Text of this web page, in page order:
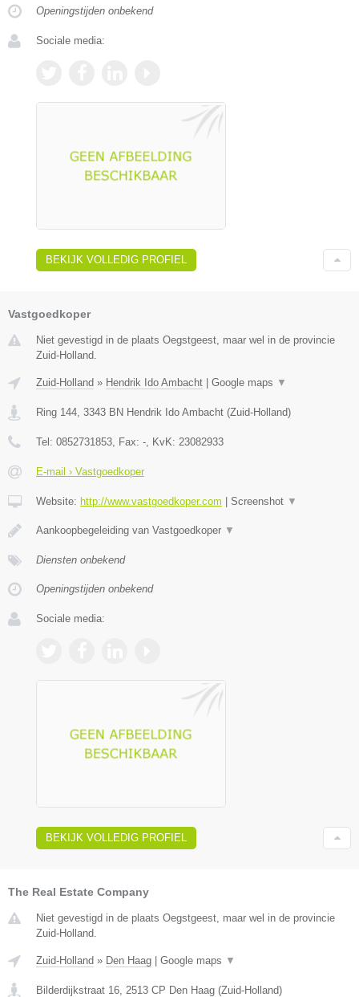
Openingstijden onbekend
Sociale media:
BEKIJK VOLLEDIG PROFIEL
Vastgoedkoper
Niet gevestigd in de plaats Oegstgeest, maar wel in de provincie
Zuid-Holland.
Zuid-Holland » Hendrik Ido Ambacht Google maps ▼
Ring 144 3343 BN Hendrik Ido Ambacht (Zuid-Holland)
Tel: 0852731853 , Fax: - , KvK: 23082933
E-mail › Vastgoedkoper
Website: http://www.vastgoedkoper.com Screenshot ▼
Aankoopbegeleiding van Vastgoedkoper ▼
Diensten onbekend
Openingstijden onbekend
Sociale media:
BEKIJK VOLLEDIG PROFIEL
The Real Estate Company
Niet gevestigd in de plaats Oegstgeest, maar wel in de provincie
Zuid-Holland.
Zuid-Holland » Den Haag | Google maps ▼
Bilderdijkstraat 16 2513 CP Den Haag (Zuid-Holland)